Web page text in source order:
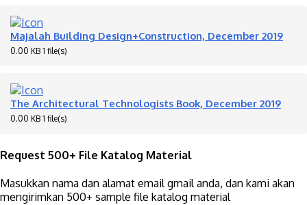
Majalah Building Design+Construction, December 2019
0.00 KB 1 file(s)
The Architectural Technologists Book, December 2019
0.00 KB 1 file(s)
Request 500+ File Katalog Material
Masukkan nama dan alamat email gmail anda, dan kami akan
mengirimkan 500+ sample file katalog material